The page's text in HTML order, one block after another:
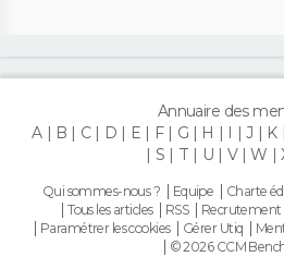
Annuaire des
A
B C D E F G H I J K
S
T U V W
Qui sommes-nous ? Equipe Charte
Tous les articles
RSS Recrutement
Paramétrer les cookies
Gérer Utiq
© 2026 CCM